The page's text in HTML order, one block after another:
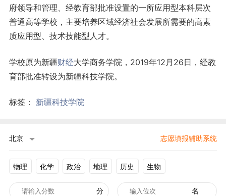
府领导和管理、经教育部批准设置的一所应用型本科层次
普通高等学校，主要培养区域经济社会发展所需要的高素
质应用型、技术技能型人才。
学校原为新疆财经大学商务学院，2019年12月26日，经教
育部批准转设为新疆科技学院。
标签： 新疆科技学院
北京 志愿填报辅助系统
物理 化学 政治 地理 历史 生物
分 名